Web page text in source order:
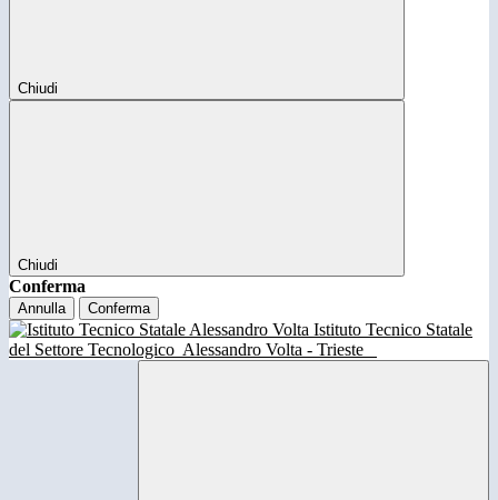
Chiudi
Chiudi
Conferma
Annulla Conferma
Istituto Tecnico Statale
del Settore Tecnologico Alessandro Volta - Trieste